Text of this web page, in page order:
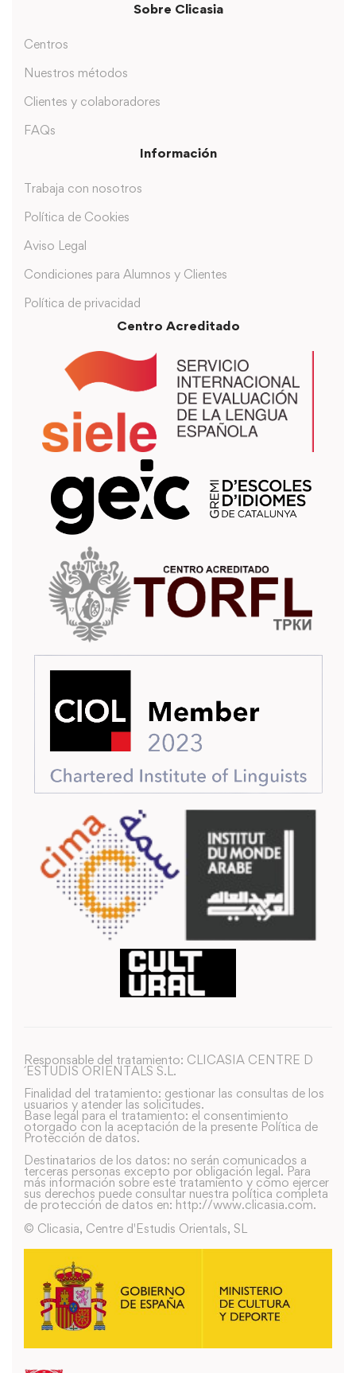
Sobre Clicasia
Centros
Nuestros métodos
Clientes y colaboradores
FAQs
Información
Trabaja con nosotros
Política de Cookies
Aviso Legal
Condiciones para Alumnos y Clientes
Política de privacidad
Centro Acreditado
Responsable del tratamiento: CLICASIA CENTRE D
´ESTUDIS ORIENTALS S.L.
Finalidad del tratamiento: gestionar las consultas de los
usuarios y atender las solicitudes.
Base legal para el tratamiento: el consentimiento
otorgado con la aceptación de la presente Política de
Protección de datos.
Destinatarios de los datos: no serán comunicados a
terceras personas excepto por obligación legal. Para
más información sobre este tratamiento y como ejercer
sus derechos puede consultar nuestra política completa
de protección de datos en: http://www.clicasia.com.
© Clicasia, Centre d'Estudis Orientals, SL